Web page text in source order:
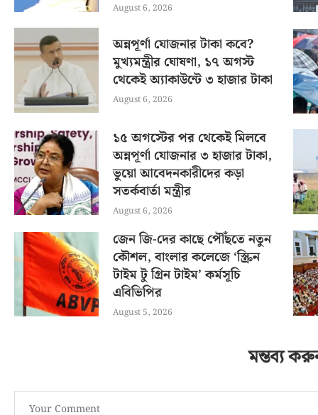
August 6, 2026
অন্নপূর্ণা যোজনার টাকা কবে?
মুখ্যমন্ত্রীর ঘোষণা, ১৭ অগস্ট
থেকেই অ্যাকাউন্টে ৩ হাজার টাকা
August 6, 2026
১৫ অগস্টের পর থেকেই মিলবে
অন্নপূর্ণা যোজনার ৩ হাজার টাকা,
ভুয়ো আবেদনকারীদের কড়া
সতর্কবার্তা মন্ত্রীর
August 6, 2026
জেন জি-দের কাছে পৌঁছতে নতুন
কৌশল, বাংলার কলেজে ‘স্ক্রিন
টাইম টু গ্রিন টাইম’ কর্মসূচি
এবিভিপির
August 5, 2026
মন্তব্য